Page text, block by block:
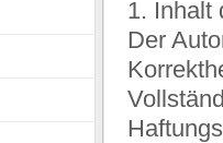
1. Inhalt
Der